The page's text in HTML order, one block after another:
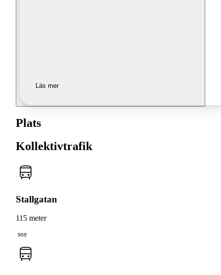
Läs mer
Plats
Kollektivtrafik
Stallgatan
115 meter
959